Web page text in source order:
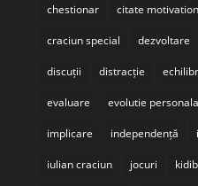
chestionar citate
craciun special dezvoltare
discuții distracție
evaluare evolutie personala
implicare independență
iulian craciun jocuri